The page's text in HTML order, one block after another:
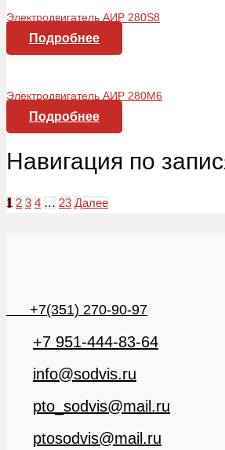
Электродвигатель AИР 280S8
Подробнее
Электродвигатель AИР 280М6
Подробнее
Навигация по
1 2 3 4 … 23 Далее
+7(351) 270-90-97
+7 951-444-83-64
info@sodvis.ru
pto_sodvis@mail.ru
ptosodvis@mail.ru